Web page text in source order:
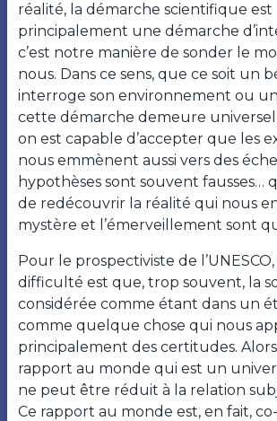
réalité, la démarche scientifique est
principalement une démarche
c’est notre manière de sonder le
nous. Dans ce sens, que ce soit un
interroge son environnement ou
cette démarche demeure
on est capable d’accepter que les
nous emmènent aussi vers des
hypothèses sont souvent fausses…
de redécouvrir la réalité qui nous
mystère et l’émerveillement sont
Pour le prospectiviste de l’UNESCO,
difficulté est que, trop souvent, la
considérée comme étant dans un
comme quelque chose qui nous
principalement des certitudes.
rapport au monde qui est un
ne peut être réduit à la relation
Ce rapport au monde est, en fait,